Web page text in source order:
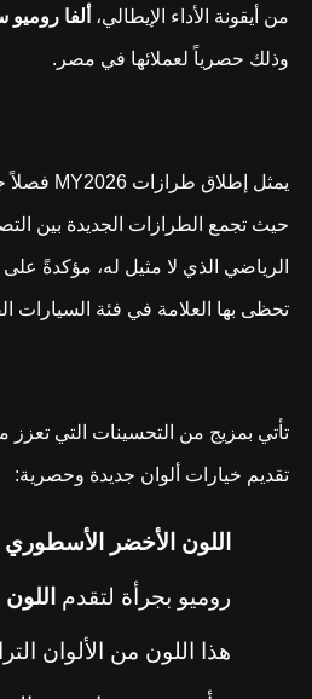
من أيقونة الأداء الإيطالي، ألفا روميو
وذلك حصرياً لعملائها في مصر.
يمثل إطلاق طرازاتMY2026 فصلاً
حيث تجمع الطرازات الجديدة بين
الرياضي الذي لا مثيل له، مؤكدةً على
تحظى بها العلامة في فئة السيارات
تأتي بمزيج من التحسينات التي تعزز
تقديم خيارات ألوان جديدة وحصرية:
اللون الأخضر
روميو بجرأة لتقدم
هذا اللون من الألوان